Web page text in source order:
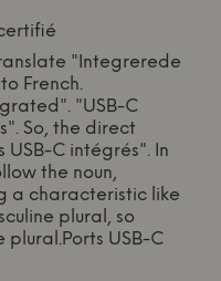
"Integrerede
French.
"USB-C
So, the direct
C intégrés". In
the noun,
a characteristic like
plural, so
plural.Ports USB-C